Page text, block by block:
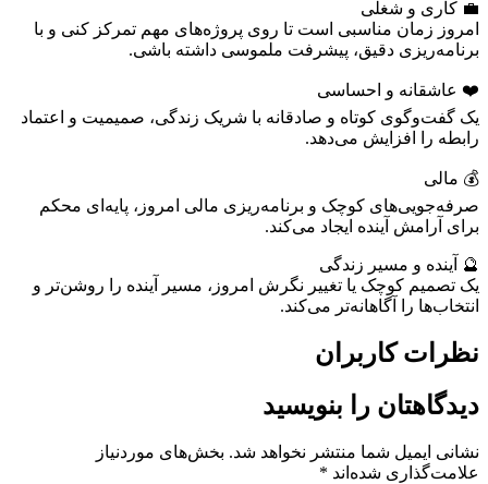
💼 کاری و شغلی
امروز زمان مناسبی است تا روی پروژه‌های مهم تمرکز کنی و با
برنامه‌ریزی دقیق، پیشرفت ملموسی داشته باشی.
❤️ عاشقانه و احساسی
یک گفت‌وگوی کوتاه و صادقانه با شریک زندگی، صمیمیت و اعتماد
رابطه را افزایش می‌دهد.
💰 مالی
صرفه‌جویی‌های کوچک و برنامه‌ریزی مالی امروز، پایه‌ای محکم
برای آرامش آینده ایجاد می‌کند.
🔮 آینده و مسیر زندگی
یک تصمیم کوچک یا تغییر نگرش امروز، مسیر آینده را روشن‌تر و
انتخاب‌ها را آگاهانه‌تر می‌کند.
نظرات کاربران
دیدگاهتان را بنویسید
نشانی ایمیل شما منتشر نخواهد شد. بخش‌های موردنیاز
علامت‌گذاری شده‌اند *